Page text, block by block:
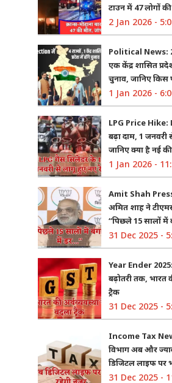
टाउन में 47 लोगों
2 Jan 2026 -
Political News:
एक केंद्र शासित
चुनाव, जानिए
1 Jan 2026 -
LPG Price Hike:
बढ़ा दाम, 1 जनवरी
जानिए क्या है नई
1 Jan 2026 -
Amit Shah
अमित शाह ने
“पिछले 15 सालों
31 Dec 2025 -
Year Ender
बढ़ोतरी तक, भारत
ट्रैक
31 Dec 2025 -
Income Tax
विभाग अब और
डिजिटल लाइफ पर
31 Dec 2025 -